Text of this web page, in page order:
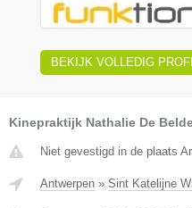
BEKIJK VOLLEDIG
Kinepraktijk Nathalie De
Niet gevestigd in de plaats
Antwerpen » Sint Katelijne